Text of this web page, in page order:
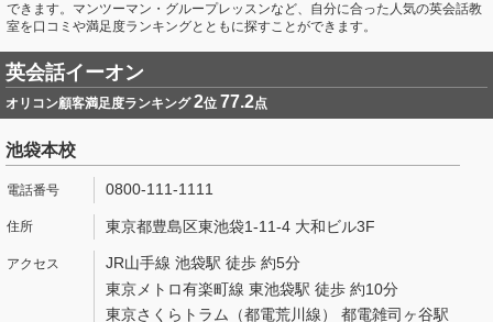
できます。マンツーマン・グループレッスンなど、自分に合った人気の英会話教
室を口コミや満足度ランキングとともに探すことができます。
英会話イーオン
オリコン顧客満足度ランキング2位 77.2点
池袋本校
0800-111-1111
東京都豊島区東池袋1-11-4 大和ビル3F
JR山手線 池袋駅 徒歩 約5分
東京メトロ有楽町線 東池袋駅 徒歩 約10分
東京さくらトラム（都電荒川線） 都電雑司ヶ谷駅